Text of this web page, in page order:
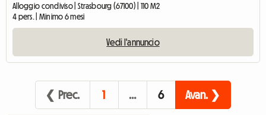
Alloggio condiviso | Strasbourg (67100) | 110 M2
4 pers. | Minimo 6 mesi
Vedi l'annuncio
❮ Prec. 1 … 6 Avan. ❯